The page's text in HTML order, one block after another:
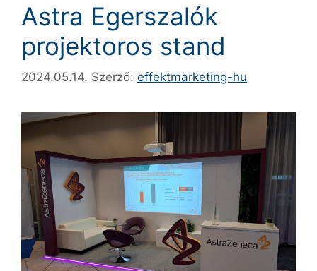
Astra Egerszalók
projektoros stand
2024.05.14. Szerző: effektmarketing-hu